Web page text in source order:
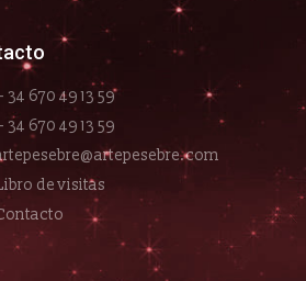
34 670 49 13 59
34 670 49 13 59
de visitas